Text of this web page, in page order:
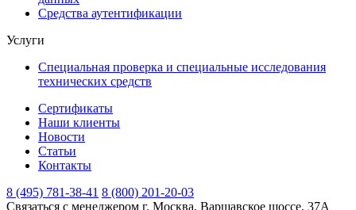
Средства аутентификации
Услуги
Специальная проверка и специальные исследования
технических средств
Сертификаты
Наши клиенты
Новости
Статьи
Контакты
8 (495) 781-38-41 8 (800) 201-20-03
Связаться с менеджером г. Москва, Варшавское шоссе, 37А